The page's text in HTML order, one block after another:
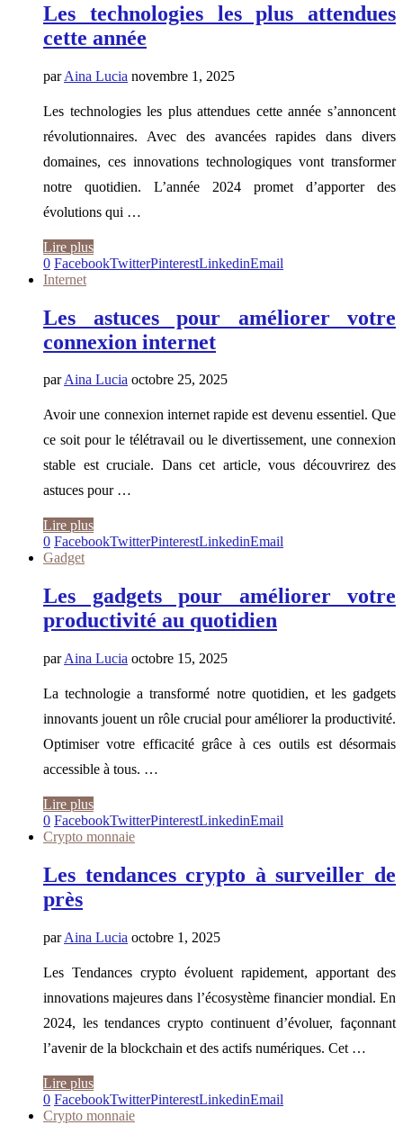
Les technologies les plus attendues
cette année
parAina Lucia novembre 1, 2025
Les technologies les plus attendues cette année s’annoncent
révolutionnaires. Avec des avancées rapides dans divers
domaines, ces innovations technologiques vont transformer
notre quotidien. L’année 2024 promet d’apporter des
évolutions qui …
Lire plus
0 FacebookTwitterPinterestLinkedinEmail
Internet
Les astuces pour améliorer votre
connexion internet
parAina Lucia octobre 25, 2025
Avoir une connexion internet rapide est devenu essentiel. Que
ce soit pour le télétravail ou le divertissement, une connexion
stable est cruciale. Dans cet article, vous découvrirez des
astuces pour …
Lire plus
0 FacebookTwitterPinterestLinkedinEmail
Gadget
Les gadgets pour améliorer votre
productivité au quotidien
parAina Lucia octobre 15, 2025
La technologie a transformé notre quotidien, et les gadgets
innovants jouent un rôle crucial pour améliorer la productivité.
Optimiser votre efficacité grâce à ces outils est désormais
accessible à tous. …
Lire plus
0 FacebookTwitterPinterestLinkedinEmail
Crypto monnaie
Les tendances crypto à surveiller de
près
parAina Lucia octobre 1, 2025
Les Tendances crypto évoluent rapidement, apportant des
innovations majeures dans l’écosystème financier mondial. En
2024, les tendances crypto continuent d’évoluer, façonnant
l’avenir de la blockchain et des actifs numériques. Cet …
Lire plus
0 FacebookTwitterPinterestLinkedinEmail
Crypto monnaie